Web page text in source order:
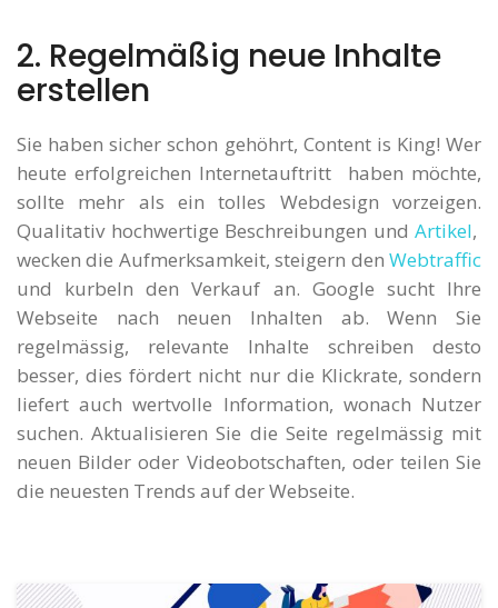
2. Regelmäßig neue Inhalte
erstellen
Sie haben sicher schon gehöhrt, Content is King! Wer
heute erfolgreichen Internetauftritt haben möchte,
sollte mehr als ein tolles Webdesign vorzeigen.
Qualitativ hochwertige Beschreibungen und Artikel,
wecken die Aufmerksamkeit, steigern den Webtraffic
und kurbeln den Verkauf an. Google sucht Ihre
Webseite nach neuen Inhalten ab. Wenn Sie
regelmässig, relevante Inhalte schreiben desto
besser, dies fördert nicht nur die Klickrate, sondern
liefert auch wertvolle Information, wonach Nutzer
suchen. Aktualisieren Sie die Seite regelmässig mit
neuen Bilder oder Videobotschaften, oder teilen Sie
die neuesten Trends auf der Webseite.